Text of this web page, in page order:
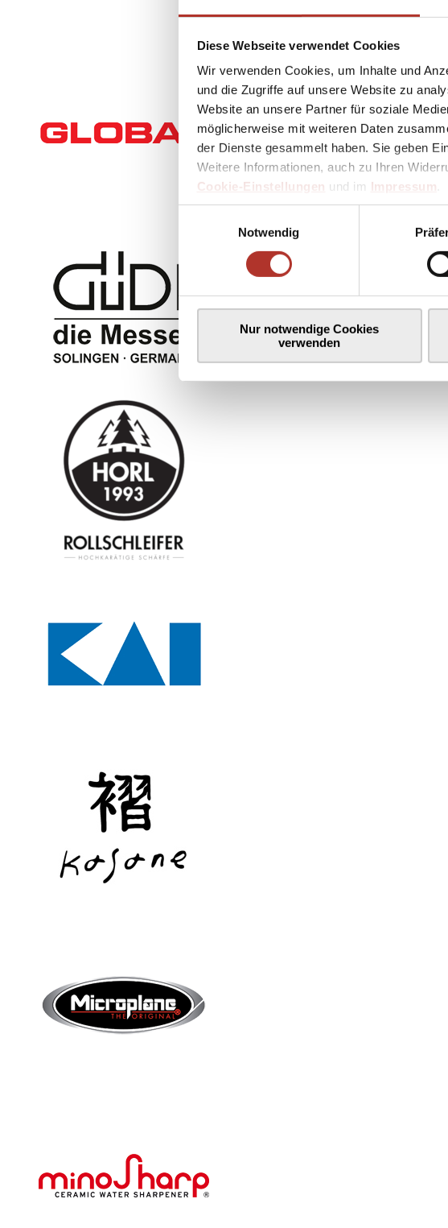
Diese Webseite verwendet Cookies
Wir verwenden Cookies, um Inhalte und
und die Zugriffe auf unsere Website zu
Website an unsere Partner für soziale
möglicherweise mit weiteren Daten
der Dienste gesammelt haben. Sie geben
Weitere Informationen, auch zu Ihren
Cookie-Einstellungen und im Impressum
Notwendig
Nur notwendige Cookies
verwenden